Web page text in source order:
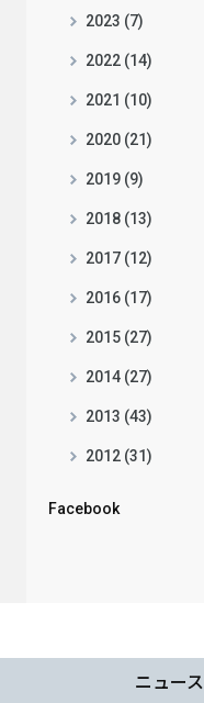
2023 (7)
2022 (14)
2021 (10)
2020 (21)
2019 (9)
2018 (13)
2017 (12)
2016 (17)
2015 (27)
2014 (27)
2013 (43)
2012 (31)
Facebook
ニュース